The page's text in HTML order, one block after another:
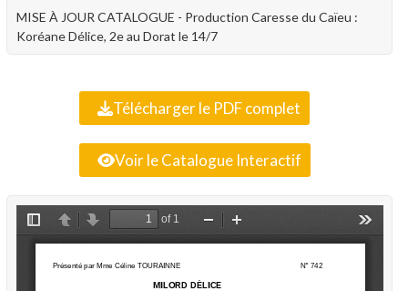
MISE À JOUR CATALOGUE - Production Caresse du Caïeu :
Koréane Délice, 2e au Dorat le 14/7
Télécharger le PDF complet
Voir le Catalogue Interactif